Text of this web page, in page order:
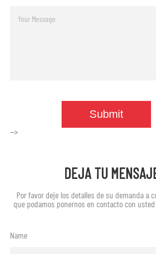
-->
DEJA TU
Por favor deje los detalles de su demanda a
que podamos ponernos en contacto con
Name